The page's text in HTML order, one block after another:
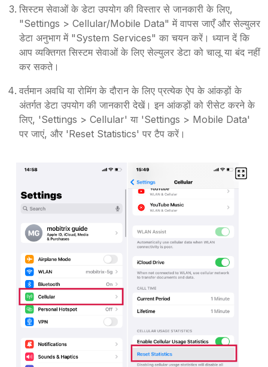
सिस्टम सेवाओं के डेटा उपयोग की विस्तार से जानकारी के लिए,
"Settings > Cellular/Mobile Data" में वापस जाएँ और सेल्युलर
डेटा अनुभाग में "System Services" का चयन करें। ध्यान दें कि
आप व्यक्तिगत सिस्टम सेवाओं के लिए सेल्युलर डेटा को चालू या बंद नहीं
कर सकते।
वर्तमान अवधि या रोमिंग के दौरान के लिए प्रत्येक ऐप के आंकड़ों के
अंतर्गत डेटा उपयोग की जानकारी देखें। इन आंकड़ों को रीसेट करने के
लिए, 'Settings > Cellular' या 'Settings > Mobile Data'
पर जाएं, और 'Reset Statistics' पर टैप करें।